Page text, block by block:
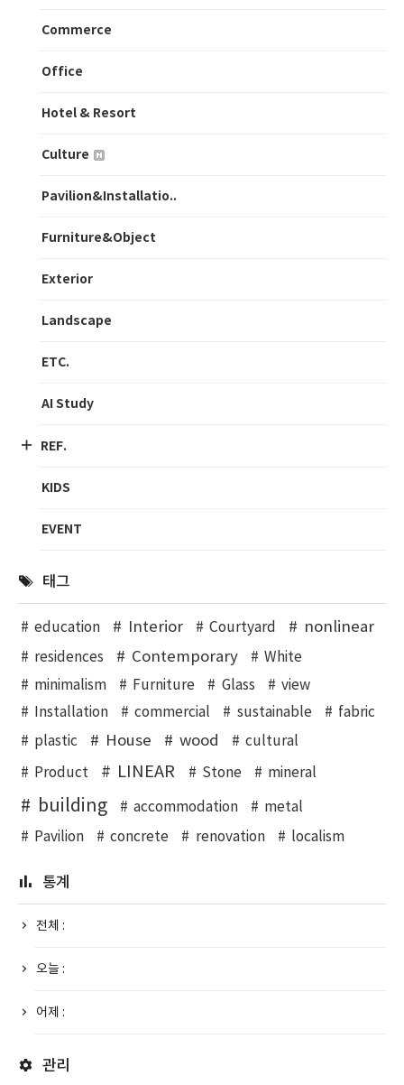
Commerce
Office
Hotel & Resort
Culture
Pavilion&Installatio..
Furniture&Object
Exterior
Landscape
ETC.
AI Study
REF.
KIDS
EVENT
태그
education Interior Courtyard nonlinear
residences Contemporary
White
minimalism
Furniture Glass
view
Installation
commercial sustainable
fabric
plastic
House wood cultural
Product LINEAR Stone mineral
building accommodation
metal
Pavilion
concrete renovation localism
통계
전체 :
오늘 :
어제 :
관리